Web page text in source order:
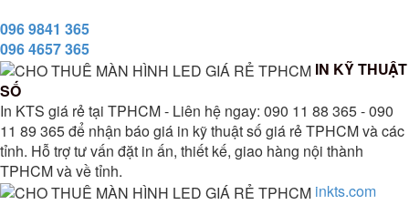
096 9841 365
096 4657 365
IN KỸ THUẬT
SỐ
In KTS giá rẻ tại TPHCM - Liên hệ ngay: 090 11 88 365 - 090
11 89 365 để nhận báo giá in kỹ thuật số giá rẻ TPHCM và các
tỉnh. Hỗ trợ tư vấn đặt in ấn, thiết kế, giao hàng nội thành
TPHCM và về tỉnh.
inkts.com